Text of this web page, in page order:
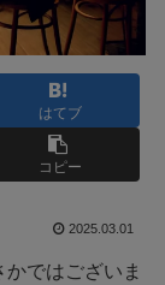
はてブ
コピー
2025.03.01
ではございま